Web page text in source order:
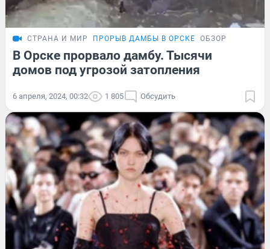
СТРАНА И МИР ПРОРЫВ ДАМБЫ В ОРСКЕ ОБЗОР
В Орске прорвало дамбу. Тысячи
домов под угрозой затопления
6 апреля, 2024, 00:32 1 805 Обсудить